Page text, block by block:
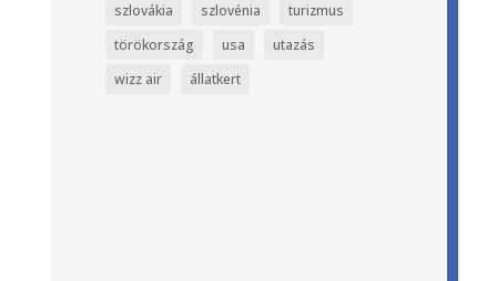
szlovákia
szlovénia
turizmus
törökország
usa
utazás
wizz air
állatkert